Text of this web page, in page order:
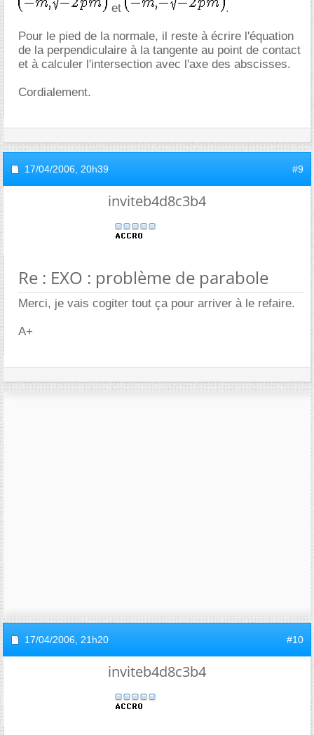
et
.
Pour le pied de la normale, il reste à écrire l'équation
de la perpendiculaire à la tangente au point de contact
et à calculer l'intersection avec l'axe des abscisses.
Cordialement.
17/04/2006, 20h39 #9
inviteb4d8c3b4
Re : EXO : problème de parabole
Merci, je vais cogiter tout ça pour arriver à le refaire.
A+
17/04/2006, 21h20 #10
inviteb4d8c3b4